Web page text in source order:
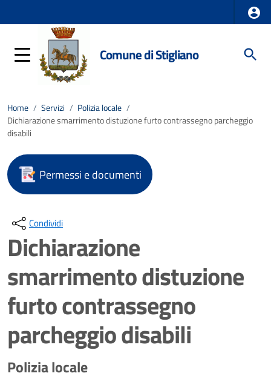
Comune di Stigliano
Home / Servizi / Polizia locale /
Dichiarazione smarrimento distuzione furto contrassegno parcheggio
disabili
Permessi e documenti
Condividi
Dichiarazione
smarrimento distuzione
furto contrassegno
parcheggio disabili
Polizia locale